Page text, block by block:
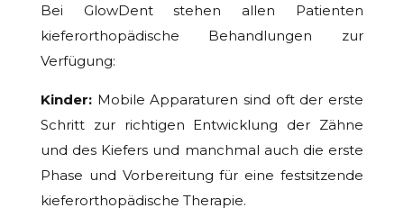
Bei GlowDent stehen allen Patienten
kieferorthopädische Behandlungen zur
Verfügung:
Kinder:Mobile Apparaturen sind oft der erste
Schritt zur richtigen Entwicklung der Zähne
und des Kiefers und manchmal auch die erste
Phase und Vorbereitung für eine festsitzende
kieferorthopädische Therapie.